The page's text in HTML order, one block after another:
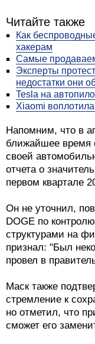
Читайте также
Как
хакерам
Самые
Эксперты
недостатки они
Tesla на
Xiaomi
Напомним, что в
ближайшее время
своей
отчета о
первом квартале
Он не уточнил,
DOGE по
структурами на
признал: "Был
провел в
Маск также
стремление к
но отметил, что
сможет его